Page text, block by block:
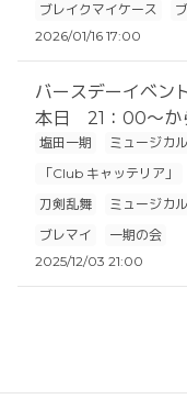
ブレイクマイケース
2026/01/16 17:00
バースデーイベン
本日 21：00～か
塩田一期
ミュージカ
「Club キャッテリア」
刀剣乱舞
ミュージカル
ブレマイ
一期の会
2025/12/03 21:00